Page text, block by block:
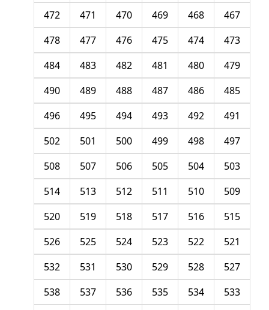
467
468
469
470
471
472
473
474
475
476
477
478
479
480
481
482
483
484
485
486
487
488
489
490
491
492
493
494
495
496
497
498
499
500
501
502
503
504
505
506
507
508
509
510
511
512
513
514
515
516
517
518
519
520
521
522
523
524
525
526
527
528
529
530
531
532
533
534
535
536
537
538